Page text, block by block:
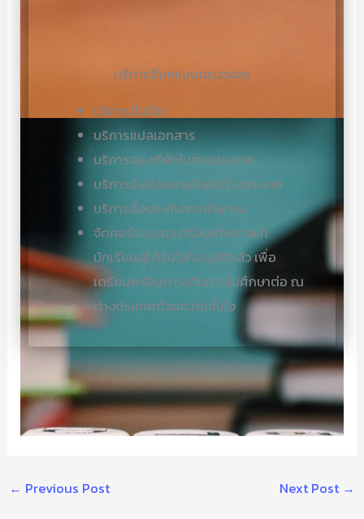
บริการอื่นๆแบบครบวงจร
บริการยื่นวีซ่า
บริการแปลเอกสาร
บริการจองที่พักในต่างประเทศ
บริการรับส่งสนามบินในต่างประเทศ
บริการซื้อประกันการเดินทาง
จัดคอร์สอบรมเตรียมเดินทางแก่
นักเรียนผู้ได้รับวีซ่าอนุมัติแล้ว เพื่อ
เตรียมพร้อมการเดินทางไปศึกษาต่อ ณ
ต่างประเทศด้วยความมั่นใจ
← Previous Post Next Post →